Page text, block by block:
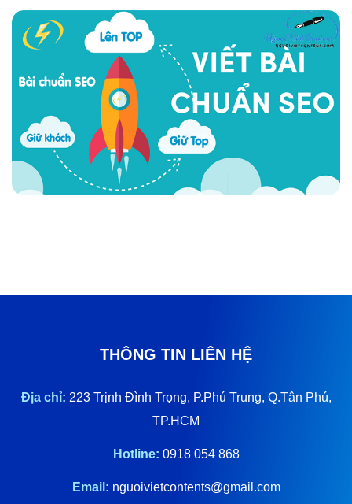
THÔNG TIN LIÊN HỆ
Địa chỉ: 223 Trịnh Đình Trọng, P.Phú Trung, Q.Tân Phú,
TP.HCM
Hotline: 0918 054 868
Email: nguoivietcontents@gmail.com